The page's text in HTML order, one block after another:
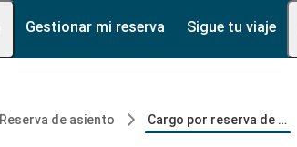
Gestionar mi reserva Sigue tu viaje
Reserva de asiento Cargo por reserva de asiento